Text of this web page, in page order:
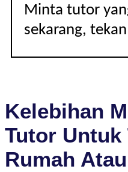
Minta tutor
sekarang, tekan
Kelebihan
Tutor Untuk
Rumah